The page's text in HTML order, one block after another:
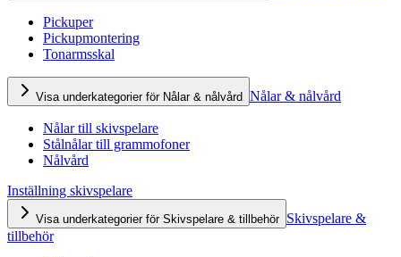
Pickuper
Pickupmontering
Tonarmsskal
Visa underkategorier för Nålar & nålvård Nålar & nålvård
Nålar till skivspelare
Stålnålar till grammofoner
Nålvård
Inställning skivspelare
Visa underkategorier för Skivspelare & tillbehör Skivspelare &
tillbehör